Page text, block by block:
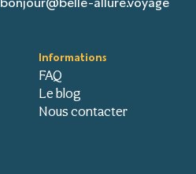
Informations
FAQ
Le blog
Nous contacter